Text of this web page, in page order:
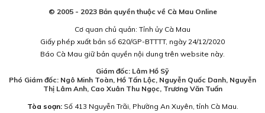
© 2005 - 2023 Bản quyền thuộc về Cà Mau Online
Cơ quan chủ quản: Tỉnh ủy Cà Mau
Giấy phép xuất bản số 620/GP-BTTTT, ngày 24/12/2020
Báo Cà Mau giữ bản quyền nội dung trên website này.
Giám đốc: Lâm Hồ Sỹ
Phó Giám đốc: Ngô Minh Toàn, Hồ Tấn Lộc, Nguyễn Quốc Danh, Nguyễn
Thị Lâm Anh, Cao Xuân Thu Ngọc, Trương Văn Tuấn
Tòa soạn:Số 413 Nguyễn Trãi, Phường An Xuyên, tỉnh Cà Mau.